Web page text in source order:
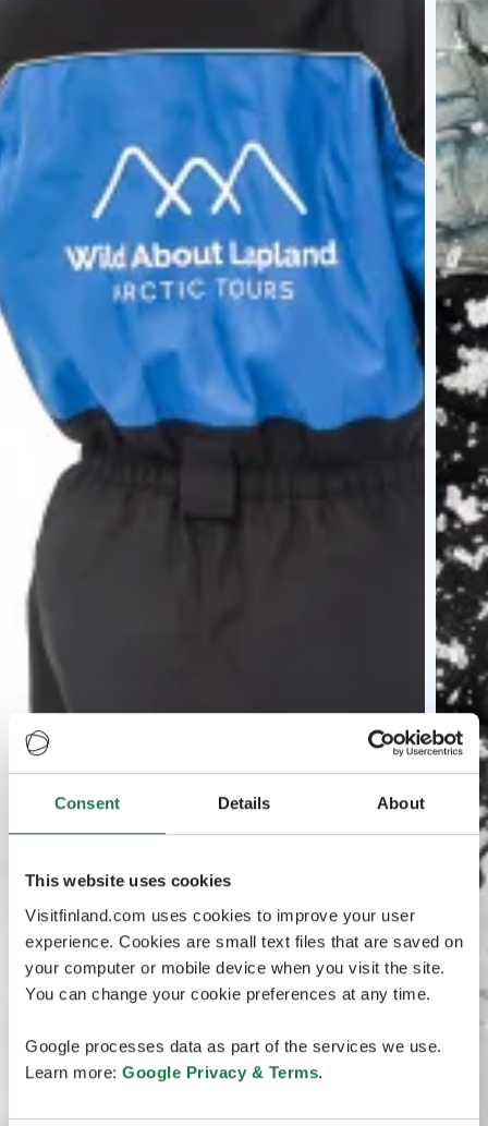
Consent Details About
This website uses cookies
Visitfinland.com uses cookies to improve your user
experience. Cookies are small text files that are saved on
your computer or mobile device when you visit the site.
You can change your cookie preferences at any time.
Google processes data as part of the services we use.
Learn more: Google Privacy & Terms.